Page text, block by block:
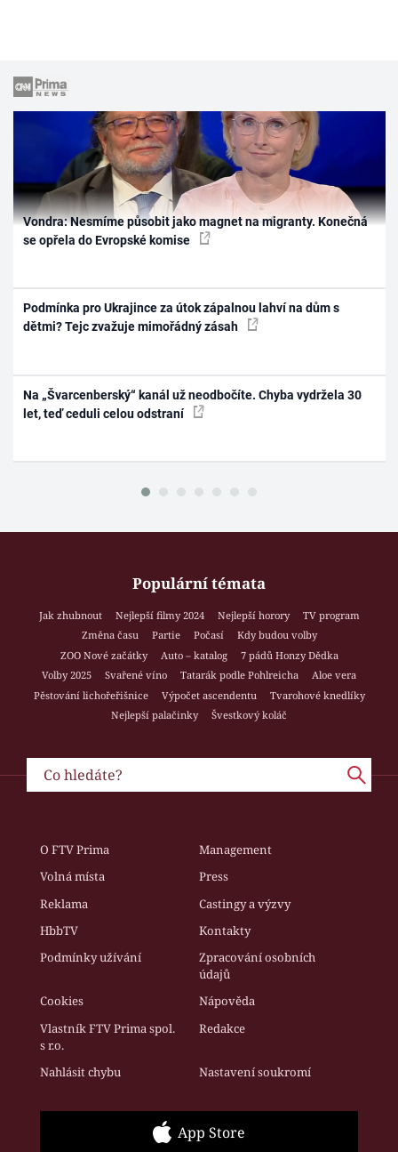
Vondra: Nesmíme působit jako magnet na migranty. Konečná
se opřela do Evropské komise
Podmínka pro Ukrajince za útok zápalnou lahví na dům s
dětmi? Tejc zvažuje mimořádný zásah
Na „Švarcenberský“ kanál už neodbočíte. Chyba vydržela 30
let, teď ceduli celou odstraní
Populární témata
Jak zhubnout Nejlepší filmy 2024 Nejlepší horory
TV program
Změna času
Partie Počasí
Kdy budou volby
ZOO Nové začátky
Auto – katalog
7 pádů Honzy Dědka
Volby 2025
Svařené víno Tatarák podle Pohlreicha
Aloe vera
Pěstování lichořeřišnice
Výpočet ascendentu
Tvarohové knedlíky
Nejlepší palačinky
Švestkový koláč
O FTV Prima
Management
Volná místa
Press
Reklama
Castingy a výzvy
HbbTV
Kontakty
Podmínky užívání
Zpracování osobních
údajů
Cookies
Nápověda
Vlastník FTV Prima spol.
s r.o.
Redakce
Nahlásit chybu Nastavení soukromí
App Store